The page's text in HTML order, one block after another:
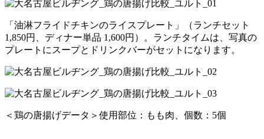
「油淋フライドチキンのライスプレート」（ランチセット
1,850円、ディナー単品 1,600円）。ランチタイムは、写真の
プレートにスープとドリンクバーがセットになります。
＜鶏の唐揚げデータ＞使用部位：もも肉、個数：5個